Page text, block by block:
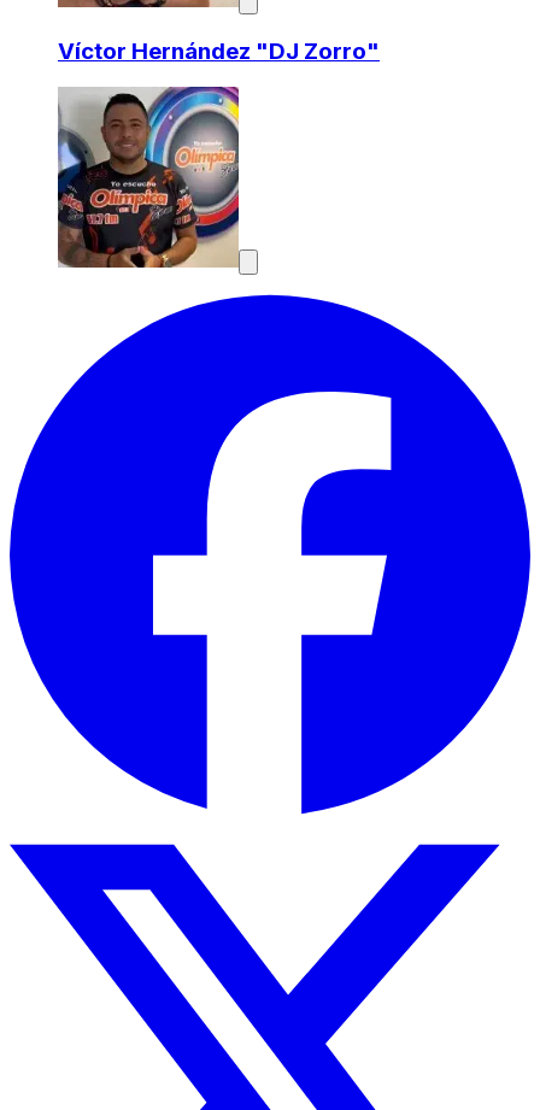
Víctor Hernández "DJ Zorro"